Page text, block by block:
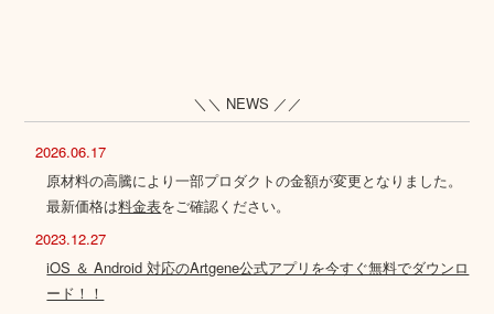
＼＼ NEWS ／／
2026.06.17
原材料の高騰により一部プロダクトの金額が変更となりました。
最新価格は料金表をご確認ください。
2023.12.27
iOS ＆ Android 対応のArtgene公式アプリを今すぐ無料でダウンロ
ード！！